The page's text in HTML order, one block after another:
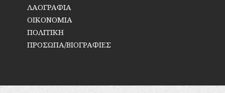
ΛΑΟΓΡΑΦΙΑ
ΟΙΚΟΝΟΜΙΑ
ΠΟΛΙΤΙΚΗ
ΠΡΟΣΩΠΑ/ΒΙΟΓΡΑΦΙΕΣ